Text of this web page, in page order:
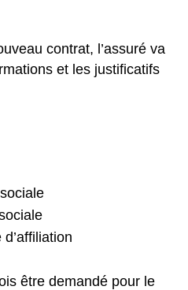
contrat, l’assuré va
et les justificatifs
être demandé pour le